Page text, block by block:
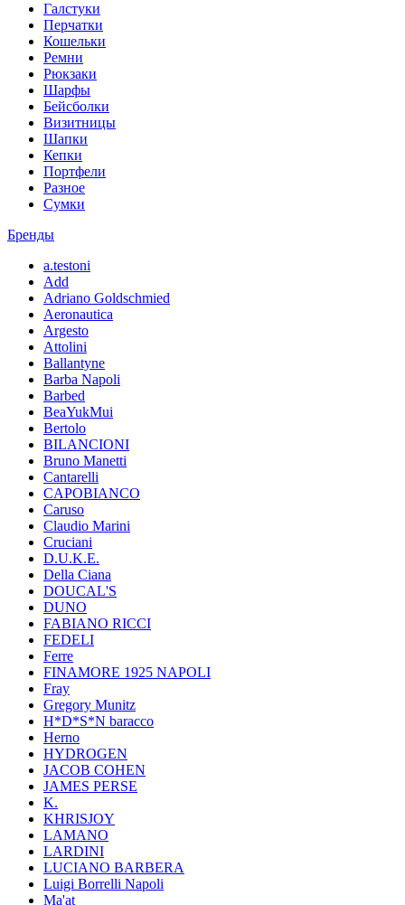
Галстуки
Перчатки
Кошельки
Ремни
Рюкзаки
Шарфы
Бейсболки
Визитницы
Шапки
Кепки
Портфели
Разное
Сумки
Бренды
a.testoni
Add
Adriano Goldschmied
Aeronautica
Argesto
Attolini
Ballantyne
Barba Napoli
Barbed
BeaYukMui
Bertolo
BILANCIONI
Bruno Manetti
Cantarelli
CAPOBIANCO
Caruso
Claudio Marini
Cruciani
D.U.K.E.
Della Ciana
DOUCAL'S
DUNO
FABIANO RICCI
FEDELI
Ferre
FINAMORE 1925 NAPOLI
Fray
Gregory Munitz
H*D*S*N baracco
Herno
HYDROGEN
JACOB COHEN
JAMES PERSE
K.
KHRISJOY
LAMANO
LARDINI
LUCIANO BARBERA
Luigi Borrelli Napoli
Ma'at